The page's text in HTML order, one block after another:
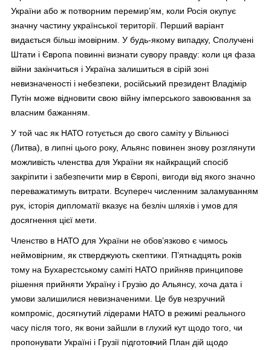
України або ж потворним перемир’ям, коли Росія окупує
значну частину української території. Перший варіант
видається більш імовірним. У будь-якому випадку, Сполучені
Штати і Європа повинні визнати сувору правду: коли ця фаза
війни закінчиться і Україна залишиться в сірій зоні
невизначеності і небезпеки, російський президент Владімір
Путін може відновити свою війну імперського завоювання за
власним бажанням.
У той час як НАТО готується до свого саміту у Вільнюсі
(Литва), в липні цього року, Альянс повинен знову розглянути
можливість членства для України як найкращий спосіб
закріпити і забезпечити мир в Європі, вигоди від якого значно
переважатимуть витрати. Всупереч численним заламуванням
рук, історія дипломатії вказує на безліч шляхів і умов для
досягнення цієї мети.
Членство в НАТО для України не обов’язково є чимось
неймовірним, як стверджують скептики. П’ятнадцять років
тому на Бухарестському саміті НАТО прийняв принципове
рішення прийняти Україну і Грузію до Альянсу, хоча дата і
умови залишилися невизначеними. Це був незручний
компроміс, досягнутий лідерами НАТО в режимі реального
часу після того, як вони зайшли в глухий кут щодо того, чи
пропонувати Україні і Грузії підготовчий План дій щодо